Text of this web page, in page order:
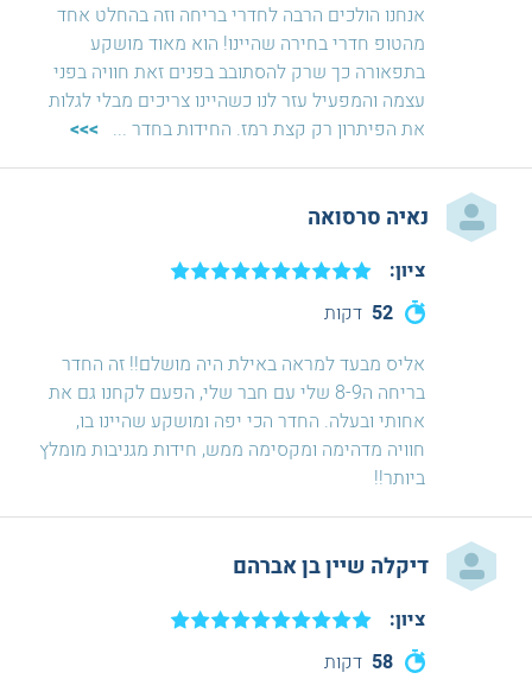
אנחנו הולכים הרבה לחדרי בריחה וזה בהחלט אחד
מהטופ חדרי בחירה שהיינו! הוא מאוד מושקע
בתפאורה כך שרק להסתובב בפנים זאת חוויה בפני
עצמה והמפעיל עזר לנו כשהיינו צריכים מבלי לגלות
את הפיתרון רק קצת רמז. החידות בחדר ...
>>>
נאיה סרסואה
52 דקות
ציון:
אליס מבעד למראה באילת היה מושלם!! זה החדר
בריחה ה8-9 שלי עם חבר שלי, הפעם לקחנו גם את
אחותי ובעלה. החדר הכי יפה ומושקע שהיינו בו,
חוויה מדהימה ומקסימה ממש, חידות מגניבות מומלץ
ביותר!!
דיקלה שיין בן אברהם
58 דקות
ציון: